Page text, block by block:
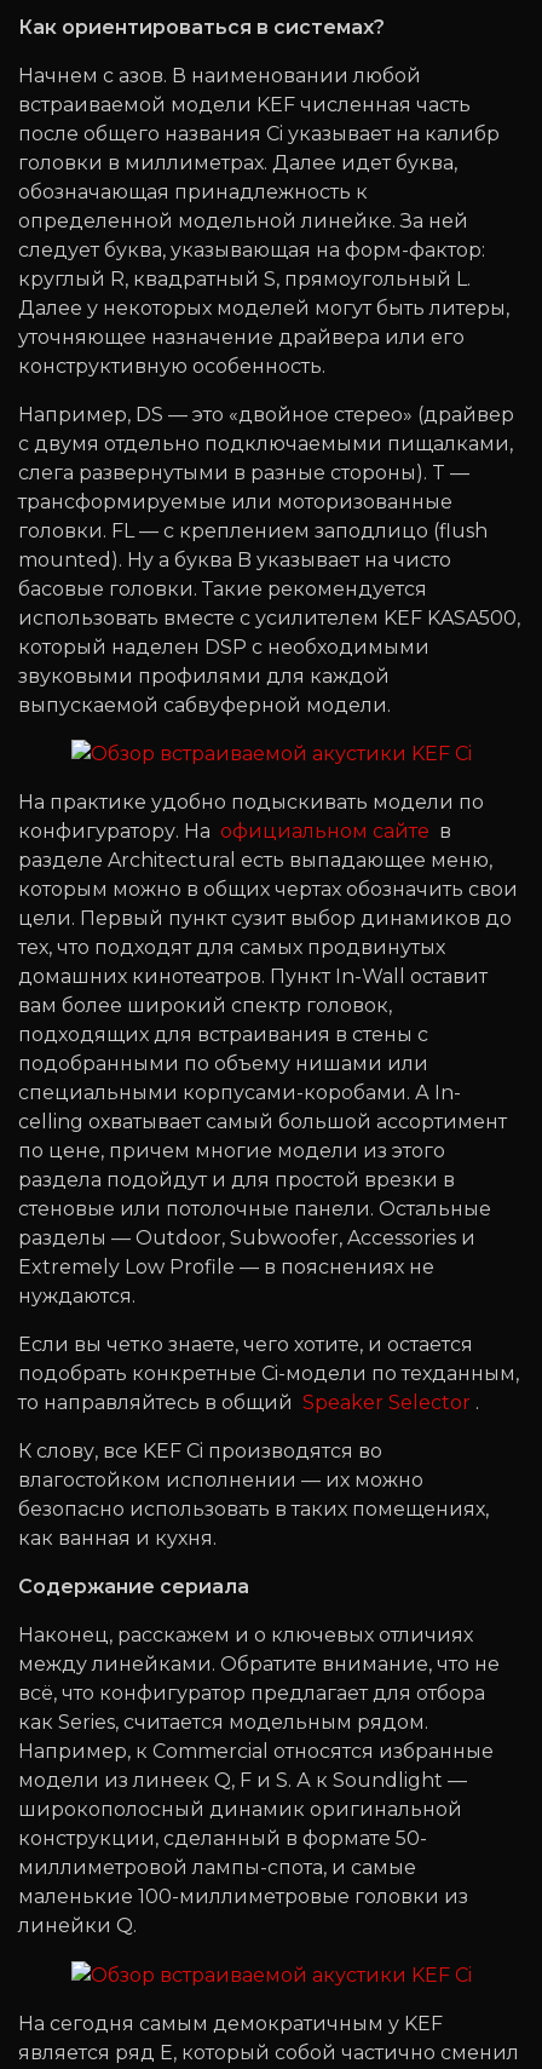
Как ориентироваться в системах?
Начнем с азов. В наименовании любой
встраиваемой модели KEF численная часть
после общего названия Ci указывает на калибр
головки в миллиметрах. Далее идет буква,
обозначающая принадлежность к
определенной модельной линейке. За ней
следует буква, указывающая на форм-фактор:
круглый R, квадратный S, прямоугольный L.
Далее у некоторых моделей могут быть литеры,
уточняющее назначение драйвера или его
конструктивную особенность.
Например, DS — это «двойное стерео» (драйвер
с двумя отдельно подключаемыми пищалками,
слега развернутыми в разные стороны). T —
трансформируемые или моторизованные
головки. FL — с креплением заподлицо (flush
mounted). Ну а буква B указывает на чисто
басовые головки. Такие рекомендуется
использовать вместе с усилителем KEF KASA500,
который наделен DSP с необходимыми
звуковыми профилями для каждой
выпускаемой сабвуферной модели.
На практике удобно подыскивать модели по
конфигуратору. На официальном сайте в
разделе Architectural есть выпадающее меню,
которым можно в общих чертах обозначить свои
цели. Первый пункт сузит выбор динамиков до
тех, что подходят для самых продвинутых
домашних кинотеатров. Пункт In-Wall оставит
вам более широкий спектр головок,
подходящих для встраивания в стены с
подобранными по объему нишами или
специальными корпусами-коробами. А In-
celling охватывает самый большой ассортимент
по цене, причем многие модели из этого
раздела подойдут и для простой врезки в
стеновые или потолочные панели. Остальные
разделы — Outdoor, Subwoofer, Accessories и
Extremely Low Profile — в пояснениях не
нуждаются.
Если вы четко знаете, чего хотите, и остается
подобрать конкретные Ci-модели по техданным,
то направляйтесь в общий Speaker Selector .
К слову, все KEF Ci производятся во
влагостойком исполнении — их можно
безопасно использовать в таких помещениях,
как ванная и кухня.
Содержание сериала
Наконец, расскажем и о ключевых отличиях
между линейками. Обратите внимание, что не
всё, что конфигуратор предлагает для отбора
как Series, считается модельным рядом.
Например, к Commercial относятся избранные
модели из линеек Q, F и S. А к Soundlight —
широкополосный динамик оригинальной
конструкции, сделанный в формате 50-
миллиметровой лампы-спота, и самые
маленькие 100-миллиметровые головки из
линейки Q.
На сегодня самым демократичным у KEF
является ряд E, который собой частично сменил